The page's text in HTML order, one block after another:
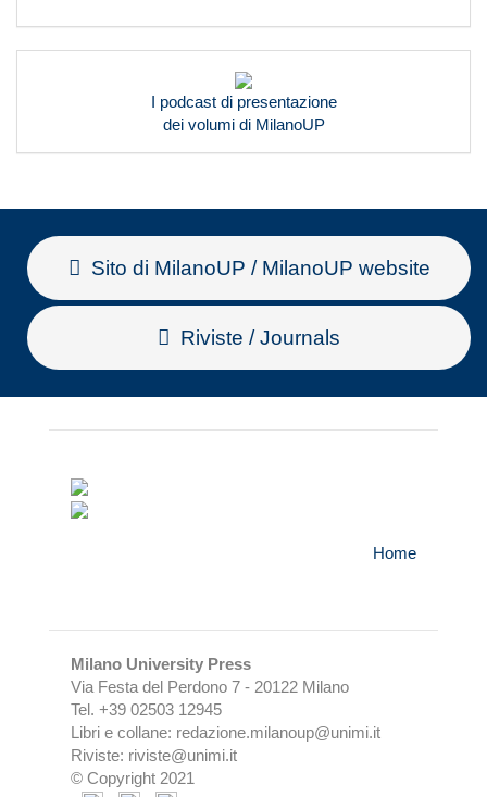
I podcast di presentazione
dei volumi di MilanoUP
Sito di MilanoUP / MilanoUP website
Riviste / Journals
Home
Milano University Press
Via Festa del Perdono 7 - 20122 Milano
Tel. +39 02503 12945
Libri e collane: redazione.milanoup@unimi.it
Riviste: riviste@unimi.it
© Copyright 2021